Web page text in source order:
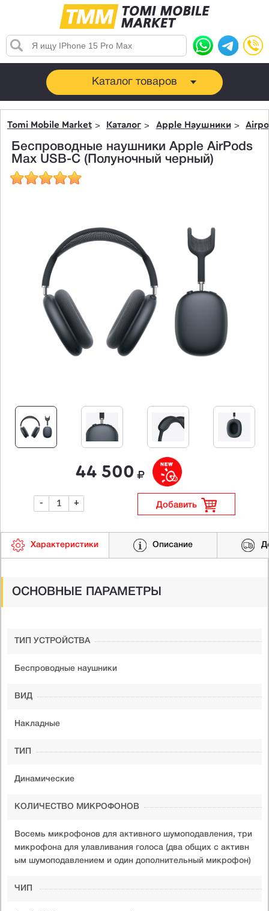
Каталог товаров
Tomi Mobile Market Каталог Apple Наушники
Беспроводные наушники Apple AirPods
Max USB-C (Полуночный черный)
44 500
- + Добавить
Характеристики Описание
ОСНОВНЫЕ ПАРАМЕТРЫ
ТИП УСТРОЙСТВА
Беспроводные наушники
ВИД
Накладные
ТИП
Динамические
КОЛИЧЕСТВО МИКРОФОНОВ
Восемь микрофонов для активного шумоподавления, три
микрофона для улавливания голоса (два общих с активн
ым шумоподавлением и один дополнительный микрофон)
ЧИП